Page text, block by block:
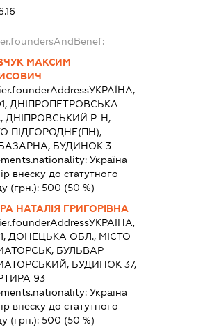
МАКСИМ
УКРАЇНА,
ДНІПРОПЕТРОВСЬКА
ДНІПРОВСЬКИЙ Р-Н,
ПІДГОРОДНЕ(ПН),
БУДИНОК 3
Україна
внеску до статутного
(грн.): 500 (50 %)
НАТАЛІЯ ГРИГОРІВНА
УКРАЇНА,
ДОНЕЦЬКА ОБЛ., МІСТО
БУЛЬВАР
БУДИНОК 37,
93
Україна
внеску до статутного
(грн.): 500 (50 %)